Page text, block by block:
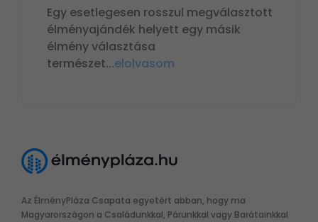
Egy esetlegesen rosszul megválasztott
élményajándék helyett egy másik
élmény választása
természet...elolvasom
Az ÉlményPláza Csapata egyetért abban, hogy ma
Magyarországon a Családunkkal, Párunkkal vagy Barátainkkal